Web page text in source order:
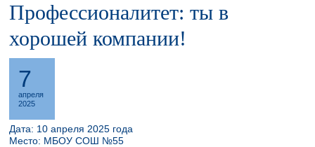
Профессионалитет: ты в
хорошей компании!
7
апреля
2025
Дата: 10 апреля 2025 года
Место: МБОУ СОШ №55